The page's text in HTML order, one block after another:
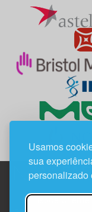
Usamos
sua
personalizado
Edif. Lisboa